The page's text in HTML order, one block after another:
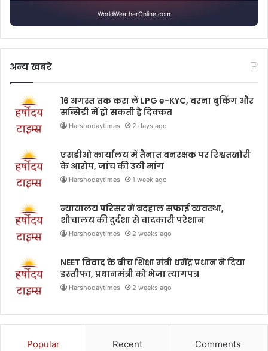
WorldWeatherOnline.com
अन्य खबरे
16 अगस्त तक करा लें LPG e-KYC, वरना बुकिंग और
सब्सिडी में हो सकती है दिक्कत
Harshodaytimes 2 days ago
एसडीओ कार्यालय में तैनात वनरक्षक पर रिश्वतखोरी
के आरोप, जांच की उठी मांग
Harshodaytimes 1 week ago
न्यायालय परिसर में बदहाल सफाई व्यवस्था,
शौचालय की दुर्दशा से वादकारी परेशान
Harshodaytimes 2 weeks ago
NEET विवाद के बीच शिक्षा मंत्री धर्मेंद्र प्रधान ने दिया
इस्तीफा, प्रधानमंत्री को भेजा त्यागपत्र
Harshodaytimes 2 weeks ago
Popular Recent Comments